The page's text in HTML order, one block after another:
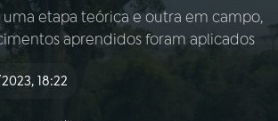
AO VIVO
etapa teórica e outra em campo,
aprendidos foram aplicados
18:22